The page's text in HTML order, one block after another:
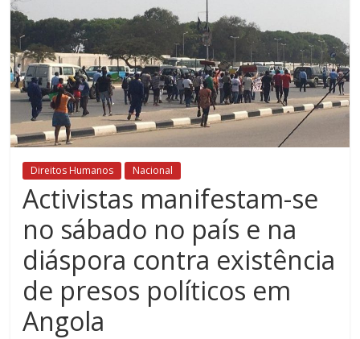
Direitos Humanos Nacional
Activistas manifestam-se
no sábado no país e na
diáspora contra existência
de presos políticos em
Angola